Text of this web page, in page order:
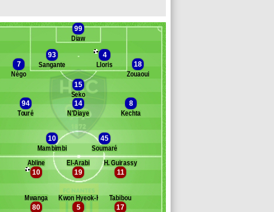
Banc des remplaçants Le Havre
Namli
Kyeremeh
Zagadou
Kinkoue
Doucouré
Mpasi-Nzau
Banc des remplaçants Nantes
Mostafa Mohamed
99
Diaw
93
Sangante
4
Lloris
7
Négo
18
Zouaoui
15
Seko
94
Touré
14
N'Diaye
8
Kechta
10
Mambimbi
45
Soumaré
17
Tabibou
5
Kwon Hyeok-Kyu
80
Mwanga
11
H. Guirassy
19
El-Arabi
10
Abline